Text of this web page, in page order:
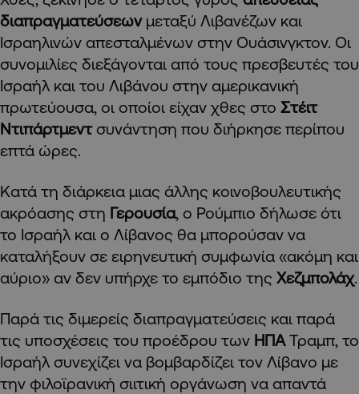
διαπραγματεύσεων μεταξύ Λιβανέζων και
Ισραηλινών απεσταλμένων στην Ουάσινγκτον. Οι
συνομιλίες διεξάγονται από τους πρεσβευτές του
Ισραήλ και του Λιβάνου στην αμερικανική
πρωτεύουσα, οι οποίοι είχαν χθες στο Στέιτ
Ντιπάρτμεντ συνάντηση που διήρκησε περίπου
επτά ώρες.
Κατά τη διάρκεια μιας άλλης κοινοβουλευτικής
ακρόασης στη Γερουσία, ο Ρούμπιο δήλωσε ότι
το Ισραήλ και ο Λίβανος θα μπορούσαν να
καταλήξουν σε ειρηνευτική συμφωνία «ακόμη και
αύριο» αν δεν υπήρχε το εμπόδιο της Χεζμπολάχ.
Παρά τις διμερείς διαπραγματεύσεις και παρά
τις υποσχέσεις του προέδρου των ΗΠΑΤραμπ, το
Ισραήλ συνεχίζει να βομβαρδίζει τον Λίβανο με
την φιλοϊρανική σιιτική οργάνωση να απαντά